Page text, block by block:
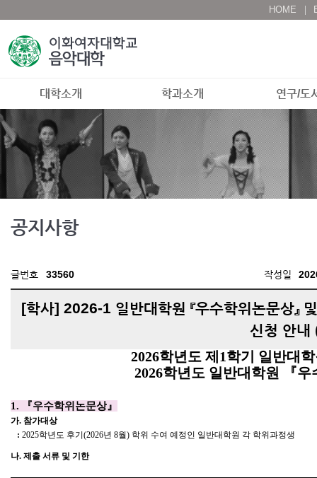
대학소개 학과소개 연구/도
HOME
공지사항
글번호 33560 작성일
[학사] 2026-1 일반대학원 『우수학위논문상』
신청 안내
2026학년도 제1학기 일반대
2026학년도 일반대학원 『우
1. 『우수학위논문상 』
가. 참가대상
: 2025학년도 후기(2026년 8월) 학위 수여 예정인 일반대학원 각 학위과정생
나. 제출 서류 및 기한